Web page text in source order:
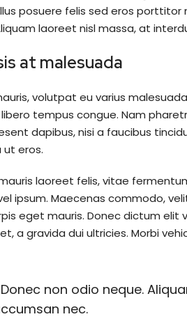
posuere felis sed eros porttitor
laoreet nisl massa, at
at malesuada
volutpat eu varius
tempus congue. Nam
dapibus, nisi a faucibus
ut eros.
laoreet felis, vitae
ipsum. Maecenas commodo,
eget mauris. Donec dictum elit
a gravida dui ultricies. Morbi
non odio neque.
nec.